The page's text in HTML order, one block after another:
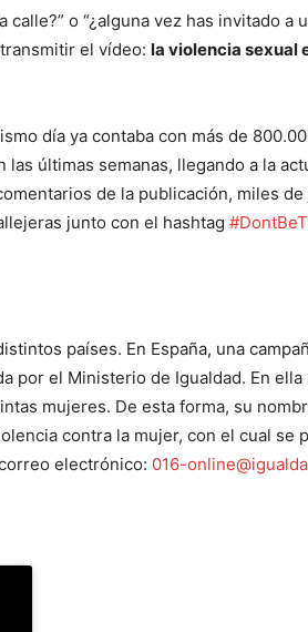
calle?” o “¿alguna vez has invitado a
el vídeo: la violencia sexual
día ya contaba con más de
últimas semanas, llegando a la
de la publicación, miles
junto con el hashtag
países. En España, una
por el Ministerio de Igualdad. En
mujeres. De esta forma, su
contra la mujer, con el cual se
electrónico: 016-